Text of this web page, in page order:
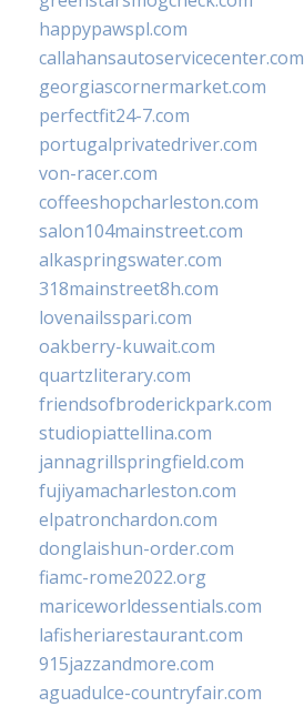
happypawspl.com
callahansautoservicecenter.com
georgiascornermarket.com
perfectfit24-7.com
portugalprivatedriver.com
von-racer.com
coffeeshopcharleston.com
salon104mainstreet.com
alkaspringswater.com
318mainstreet8h.com
lovenailsspari.com
oakberry-kuwait.com
quartzliterary.com
friendsofbroderickpark.com
studiopiattellina.com
jannagrillspringfield.com
fujiyamacharleston.com
elpatronchardon.com
donglaishun-order.com
fiamc-rome2022.org
mariceworldessentials.com
lafisheriarestaurant.com
915jazzandmore.com
aguadulce-countryfair.com